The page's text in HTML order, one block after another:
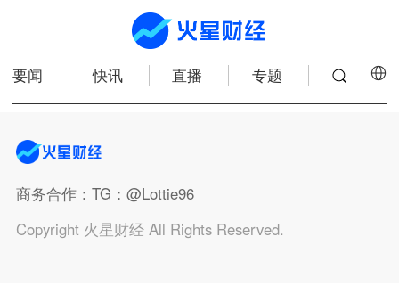
要闻 快讯 直播 专题
商务合作：TG：@Lottie96
Copyright 火星财经 All Rights Reserved.